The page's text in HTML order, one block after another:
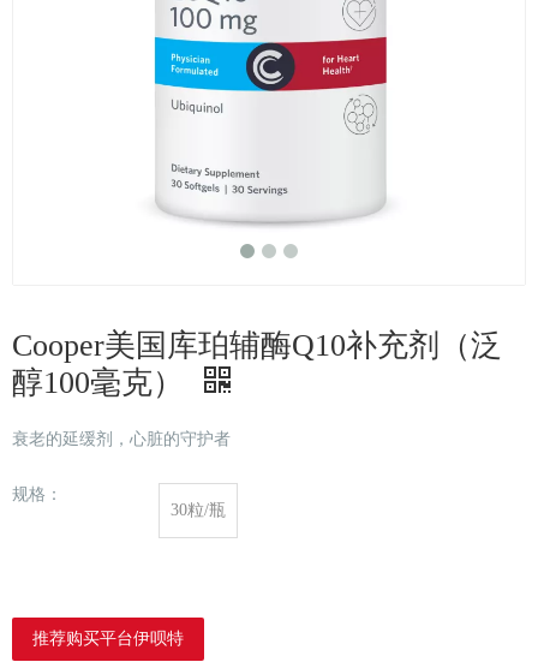
Cooper美国库珀辅酶Q10补充剂（泛
醇100毫克）
衰老的延缓剂，心脏的守护者
规格：
30粒/瓶
推荐购买平台伊呗特